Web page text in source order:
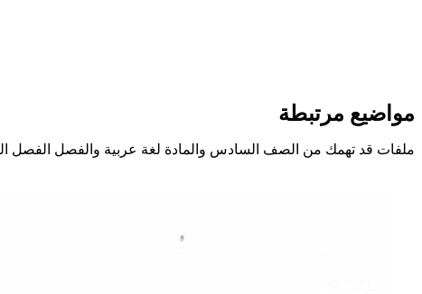
مواضيع مرتبطة
ملفات قد تهمك من الصف السادس والمادة لغة عربية والفصل الفصل